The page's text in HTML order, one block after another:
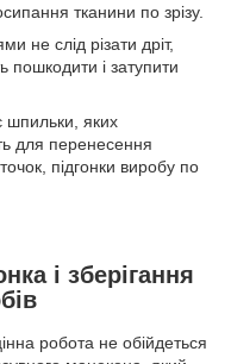
тканини по зрізу.
не слід різати дріт,
пошкодити і затупити
яких
для перенесення
підгонки виробу по
і зберігання
робота не обійдеться